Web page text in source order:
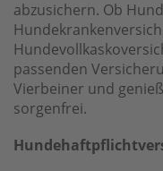
abzusichern. Ob
passenden
Vierbeiner und
sorgenfrei.